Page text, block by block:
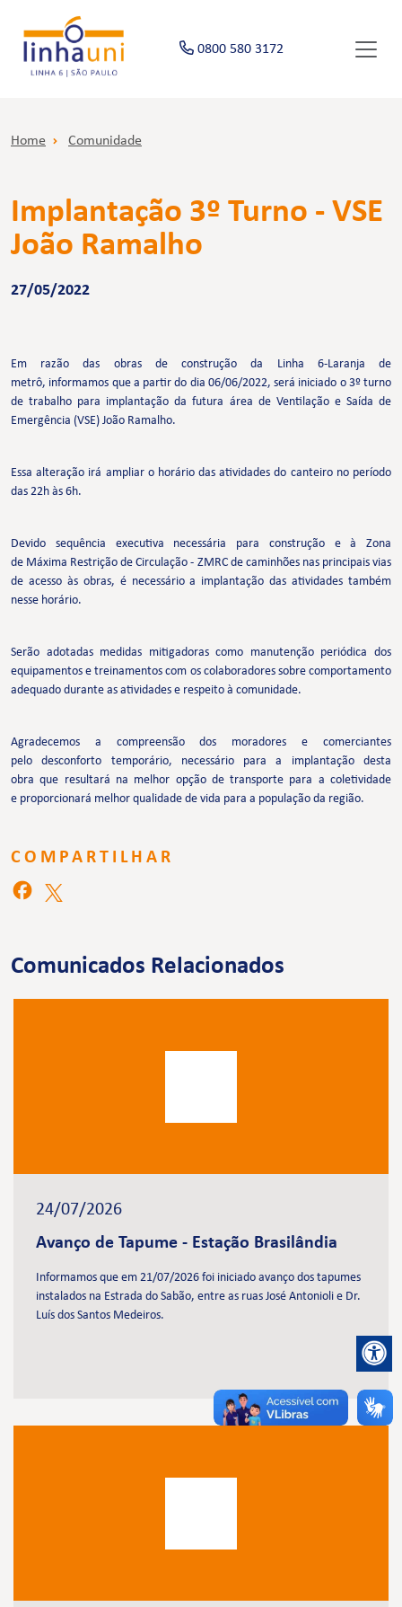
0800 580 3172
Home Comunidade
Implantação 3º Turno - VSE
João Ramalho
27/05/2022
Em razão das obras de construção da Linha 6-Laranja de
metrô, informamos que a partir do dia 06/06/2022, será iniciado o 3º turno
de trabalho para implantação da futura área de Ventilação e Saída de
Emergência (VSE) João Ramalho.
Essa alteração irá ampliar o horário das atividades do canteiro no período
das 22h às 6h.
Devido sequência executiva necessária para construção e à Zona
de Máxima Restrição de Circulação - ZMRC de caminhões nas principais vias
de acesso às obras, é necessário a implantação das atividades também
nesse horário.
Serão adotadas medidas mitigadoras como manutenção periódica dos
equipamentos e treinamentos com os colaboradores sobre comportamento
adequado durante as atividades e respeito à comunidade.
Agradecemos a compreensão dos moradores e comerciantes
pelo desconforto temporário, necessário para a implantação desta
obra que resultará na melhor opção de transporte para a coletividade
e proporcionará melhor qualidade de vida para a população da região.
COMPARTILHAR
Comunicados Relacionados
24/07/2026
Avanço de Tapume - Estação Brasilândia
Informamos que em 21/07/2026 foi iniciado avanço dos tapumes
instalados na Estrada do Sabão, entre as ruas José Antonioli e Dr.
Luís dos Santos Medeiros.